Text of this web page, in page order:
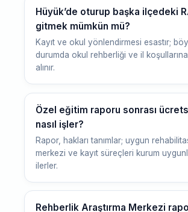
Hüyük’de oturup başka ilçedeki
gitmek mümkün mü?
Kayıt ve okul yönlendirmesi esastır;
durumda okul rehberliği ve il
alınır.
Özel eğitim raporu sonrası
nasıl işler?
Rapor, hakları tanımlar; uygun
merkezi ve kayıt süreçleri kurum
ilerler.
Rehberlik Araştırma Merkezi